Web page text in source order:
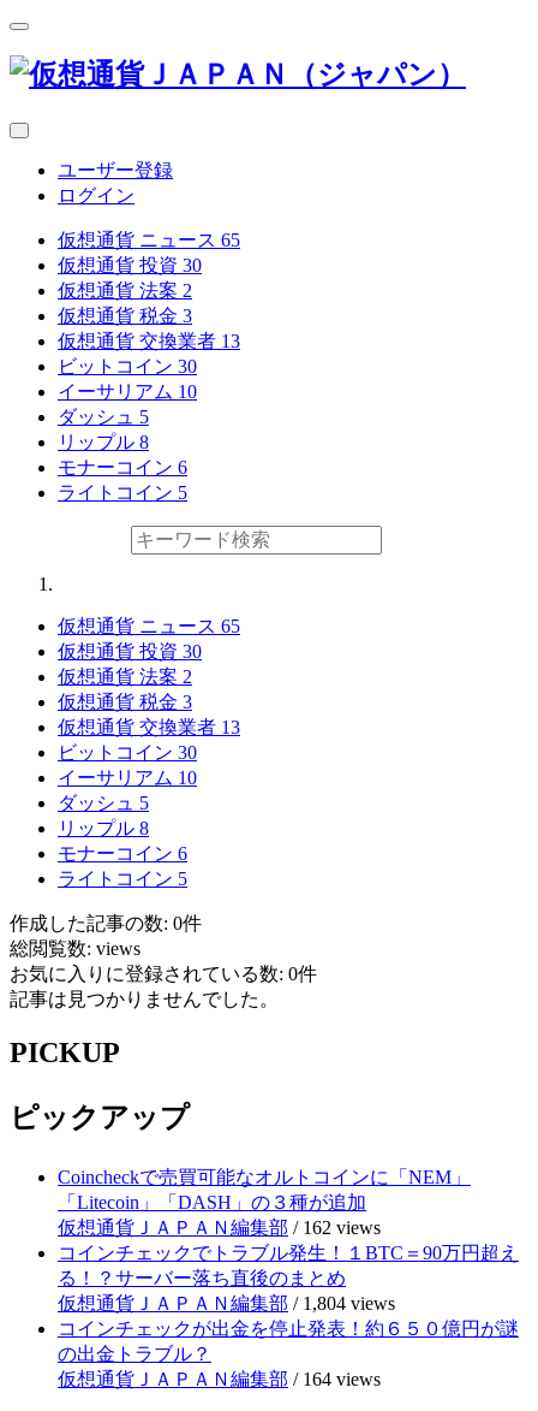
ユーザー登録
ログイン
仮想通貨 ニュース 65
仮想通貨 投資 30
仮想通貨 法案 2
仮想通貨 税金 3
仮想通貨 交換業者 13
ビットコイン 30
イーサリアム 10
ダッシュ 5
リップル 8
モナーコイン 6
ライトコイン 5
仮想通貨 ニュース 65
仮想通貨 投資 30
仮想通貨 法案 2
仮想通貨 税金 3
仮想通貨 交換業者 13
ビットコイン 30
イーサリアム 10
ダッシュ 5
リップル 8
モナーコイン 6
ライトコイン 5
作成した記事の数: 0件
総閲覧数: views
お気に入りに登録されている数: 0件
記事は見つかりませんでした。
PICKUP
ピックアップ
Coincheckで売買可能なオルトコインに「NEM」
「Litecoin」「DASH」の３種が追加
仮想通貨ＪＡＰＡＮ編集部 / 162 views
コインチェックでトラブル発生！１BTC＝90万円超え
る！？サーバー落ち直後のまとめ
仮想通貨ＪＡＰＡＮ編集部 / 1,804 views
コインチェックが出金を停止発表！約６５０億円が謎
の出金トラブル？
仮想通貨ＪＡＰＡＮ編集部 / 164 views